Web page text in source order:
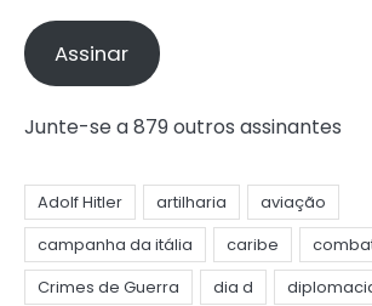
e-
mailAssinar
Junte-se a 879 outros assinantes